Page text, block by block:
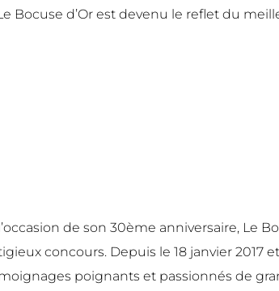
Bocuse d’Or est devenu le reflet du
de son 30ème anniversaire, Le
concours. Depuis le 18 janvier 2017
poignants et passionnés de